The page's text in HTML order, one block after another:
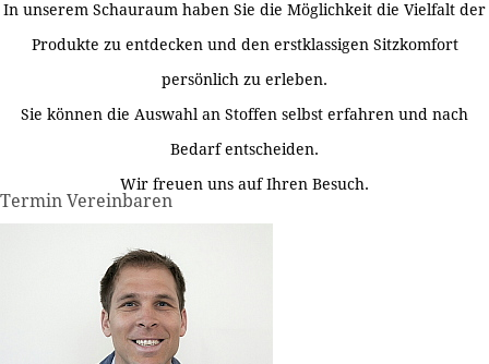
In unserem Schauraum haben Sie die Möglichkeit die Vielfalt der
Produkte zu entdecken und den erstklassigen Sitzkomfort
persönlich zu erleben.
Sie können die Auswahl an Stoffen selbst erfahren und nach
Bedarf entscheiden.
Wir freuen uns auf Ihren Besuch.
Termin Vereinbaren